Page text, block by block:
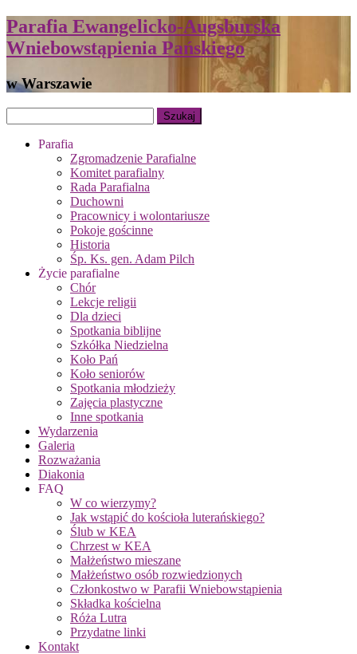
Parafia Ewangelicko-Augsburska
Wniebowstąpienia Pańskiego
w Warszawie
Parafia
Zgromadzenie Parafialne
Komitet parafialny
Rada Parafialna
Duchowni
Pracownicy i wolontariusze
Pokoje gościnne
Historia
Śp. Ks. gen. Adam Pilch
Życie parafialne
Chór
Lekcje religii
Dla dzieci
Spotkania biblijne
Szkółka Niedzielna
Koło Pań
Koło seniorów
Spotkania młodzieży
Zajęcia plastyczne
Inne spotkania
Wydarzenia
Galeria
Rozważania
Diakonia
FAQ
W co wierzymy?
Jak wstąpić do kościoła luterańskiego?
Ślub w KEA
Chrzest w KEA
Małżeństwo mieszane
Małżeństwo osób rozwiedzionych
Członkostwo w Parafii Wniebowstąpienia
Składka kościelna
Róża Lutra
Przydatne linki
Kontakt